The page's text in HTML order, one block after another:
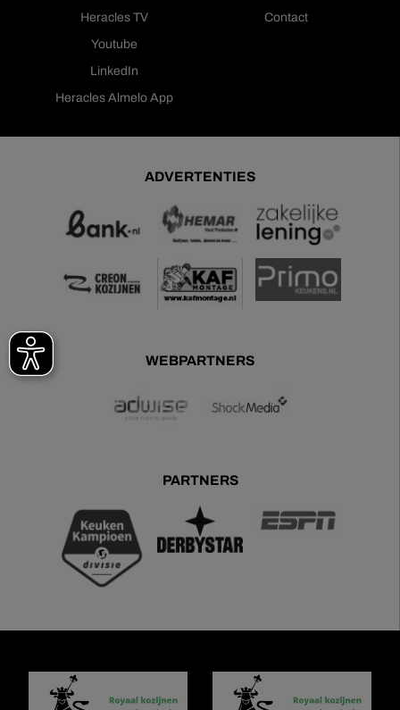
Heracles TV
Youtube
LinkedIn
Heracles Almelo App
Contact
ADVERTENTIES
WEBPARTNERS
PARTNERS